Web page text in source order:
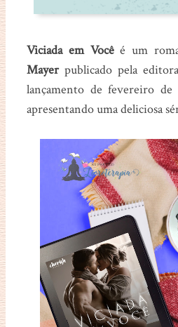
Viciada em Vocêé um
Mayerpublicado pela
lançamento de fevereiro
apresentando uma deliciosa